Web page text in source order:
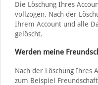
Die Löschung Ihres
vollzogen. Nach der
Ihrem Account und alle
gelöscht.
Werden meine
Nach der Löschung Ihres
zum Beispiel